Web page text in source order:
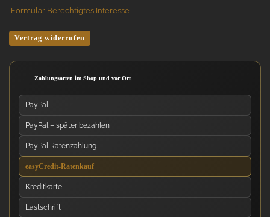
Formular Berechtigtes Interesse
Vertrag widerrufen
Zahlungsarten im Shop und vor Ort
PayPal
PayPal – später bezahlen
PayPal Ratenzahlung
easyCredit-Ratenkauf
Kreditkarte
Lastschrift